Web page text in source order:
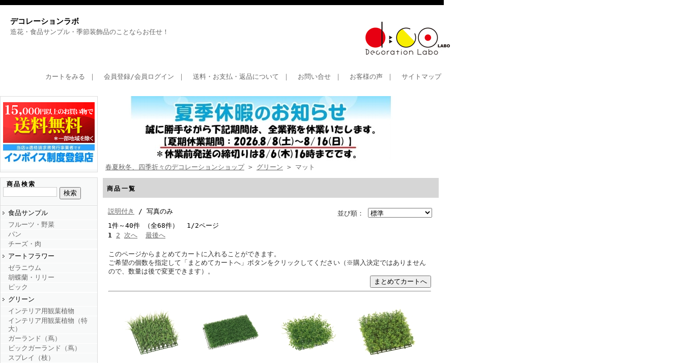
デコレーションラボ
造花・食品サンプル・季節装飾品のことならお任せ！
カートをみる ｜ 会員登録/会員ログイン ｜ 送料・お支払・返品について ｜ お問い合せ ｜ お客様の声 ｜ サイトマップ
商品検索
食品サンプル
フルーツ・野菜
パン
チーズ・肉
アートフラワー
ゼラニウム
胡蝶蘭・リリー
ピック
グリーン
インテリア用観葉植物
インテリア用観葉植物（特
大）
ガーランド（蔦）
ビックガーランド（蔦）
スプレイ（枝）
春夏秋冬、四季折々のデコレーションショップ> グリーン > マット
商品一覧
並び順：
説明付き
/ 写真のみ
1件～40件 （全68件） 1/2ページ
1 2 次へ 最後へ
このページからまとめてカートに入れることができます。
ご希望の個数を指定して「まとめてカートへ」ボタンをクリックしてください（※購入決定ではありません
ので、数量は後で変更できます）。